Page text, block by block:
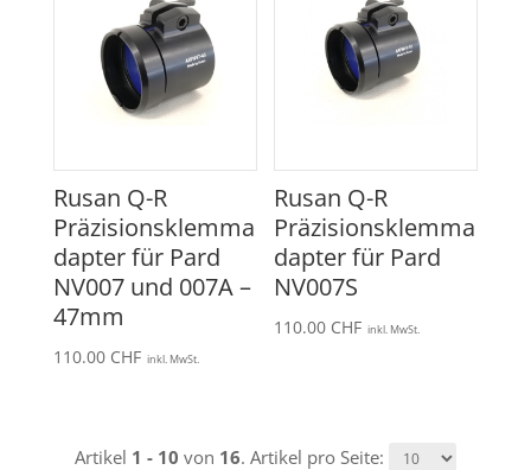
Rusan Q-R
Präzisionsklemma
dapter für Pard
NV007 und 007A –
47mm
110.00 CHF inkl. MwSt.
Rusan Q-R
Präzisionsklemma
dapter für Pard
NV007S
110.00 CHF inkl. MwSt.
Artikel 1 - 10 von 16. Artikel pro Seite: